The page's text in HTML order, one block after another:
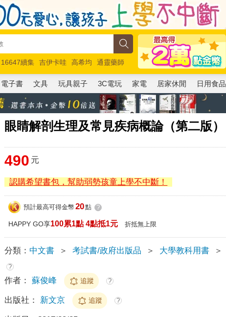
16647續集 吉伊卡哇 高希均
通靈藥師
總動員5 超慢跑
電子書 文具 玩具親子 3C電玩 家電 居家休閒 日用食品
眼睛解剖生理及常見疾病概論（第二版）
490 元
認購希望書包，幫助弱勢孩童上學不中斷！
預計最高可得金幣 20點 ?
HAPPY GO享100累1點 4點抵1元 折抵無上限
分類： 中文書 ＞ 考試書/政府出版品 ＞ 大學教科用書 ＞
?
作者： 蘇俊峰 追蹤 ?
出版社： 新文京 追蹤 ?